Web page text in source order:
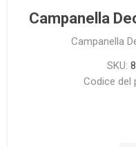
Campanella
Campanella
SKU:
Codice del